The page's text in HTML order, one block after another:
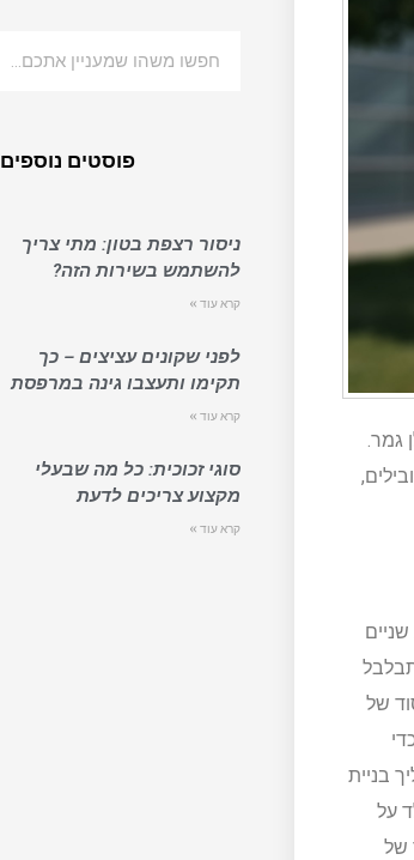
גמר.
של
בניית
על
של
פוסטים נוספים
ניסור רצפת בטון: מתי צריך
להשתמש בשירות הזה?
קרא עוד »
לפני שקונים עציצים – כך
תקימו ותעצבו גינה במרפסת
קרא עוד »
סוגי זכוכית: כל מה שבעלי
מקצוע צריכים לדעת
קרא עוד »